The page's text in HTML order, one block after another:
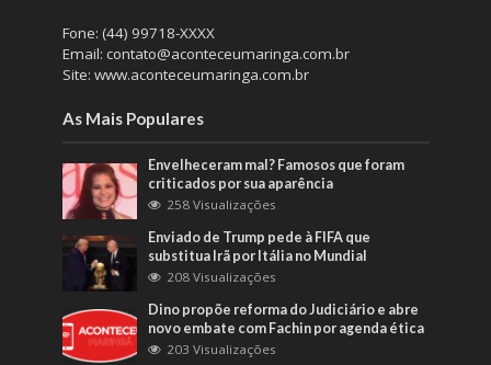
Fone: (44) 99718-XXXX
Email: contato@aconteceumaringa.com.br
Site: www.aconteceumaringa.com.br
As Mais Populares
Envelheceram mal? Famosos que foram
criticados por sua aparência
258 Visualizações
Enviado de Trump pede à FIFA que
substitua Irã por Itália no Mundial
208 Visualizações
Dino propõe reforma do Judiciário e abre
novo embate com Fachin por agenda ética
203 Visualizações